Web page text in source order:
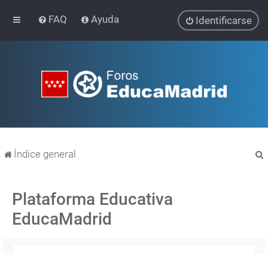
FAQ Ayuda Identificarse
Índice general
Plataforma Educativa
EducaMadrid